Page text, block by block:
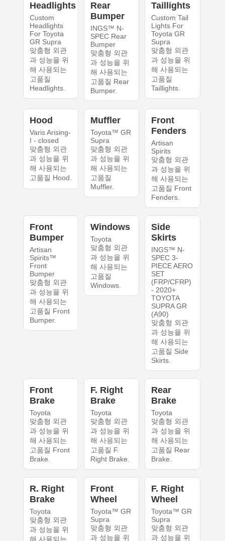
Headlights
Custom
Headlights
For Toyota
GR Supra
맞춤형 외관
과 성능을 위
해 사용되는
고품질
Headlights.
Rear
Bumper
INGS™ N-
SPEC Rear
Bumper
맞춤형 외관
과 성능을 위
해 사용되는
고품질 Rear
Bumper.
Taillights
Custom Tail
Lights For
Toyota GR
Supra
맞춤형 외관
과 성능을 위
해 사용되는
고품질
Taillights.
Hood
Varis Arising-
I - closed
맞춤형 외관
과 성능을 위
해 사용되는
고품질 Hood.
Muffler
Toyota™ GR
Supra
맞춤형 외관
과 성능을 위
해 사용되는
고품질
Muffler.
Front
Fenders
Artisan
Spirits
맞춤형 외관
과 성능을 위
해 사용되는
고품질 Front
Fenders.
Front
Bumper
Artisan
Spirits™
Front
Bumper
맞춤형 외관
과 성능을 위
해 사용되는
고품질 Front
Bumper.
Windows
Toyota
맞춤형 외관
과 성능을 위
해 사용되는
고품질
Windows.
Side
Skirts
INGS™ N-
SPEC 3-
PIECE AERO
SET
(FRP/CFRP)
- 2020+
TOYOTA
SUPRA GR
(A90)
맞춤형 외관
과 성능을 위
해 사용되는
고품질 Side
Skirts.
Front
Brake
Toyota
맞춤형 외관
과 성능을 위
해 사용되는
고품질 Front
Brake.
F. Right
Brake
Toyota
맞춤형 외관
과 성능을 위
해 사용되는
고품질 F.
Right Brake.
Rear
Brake
Toyota
맞춤형 외관
과 성능을 위
해 사용되는
고품질 Rear
Brake.
R. Right
Brake
Toyota
맞춤형 외관
과 성능을 위
해 사용되는
Front
Wheel
Toyota™ GR
Supra
맞춤형 외관
과 성능을 위
F. Right
Wheel
Toyota™ GR
Supra
맞춤형 외관
과 성능을 위